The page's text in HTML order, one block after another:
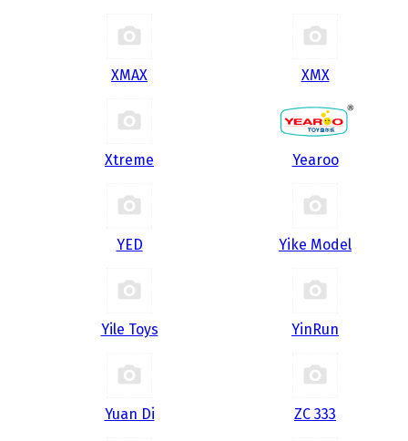
XMAX XMX
Xtreme Yearoo
YED Yike Model
Yile Toys YinRun
Yuan Di ZC 333